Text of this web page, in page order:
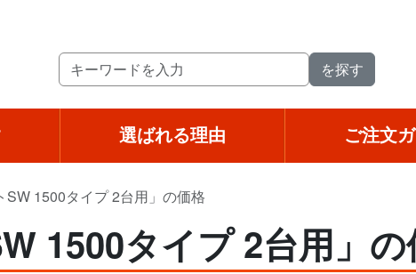
選ばれる理由 ご注文
SW 1500タイプ 2台用」の価格
1500タイプ 2台用」